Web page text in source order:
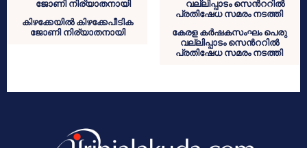
കിഴക്കേയില്‍ കിഴക്കേപീടിക
ജോണി നിര്യാതനായി കേരള കർഷകസംഘം പെരു
വല്ലിപ്പാടം സെൻററിൽ
പ്രതിഷേധ സമരം നടത്തി